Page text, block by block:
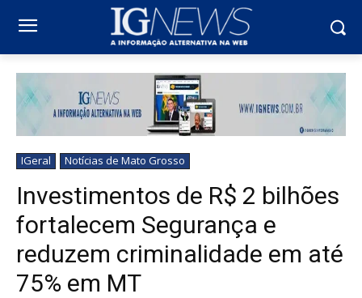
IGeral Notícias de Mato Grosso
Investimentos de R$ 2 bilhões
fortalecem Segurança e
reduzem criminalidade em até
75% em MT